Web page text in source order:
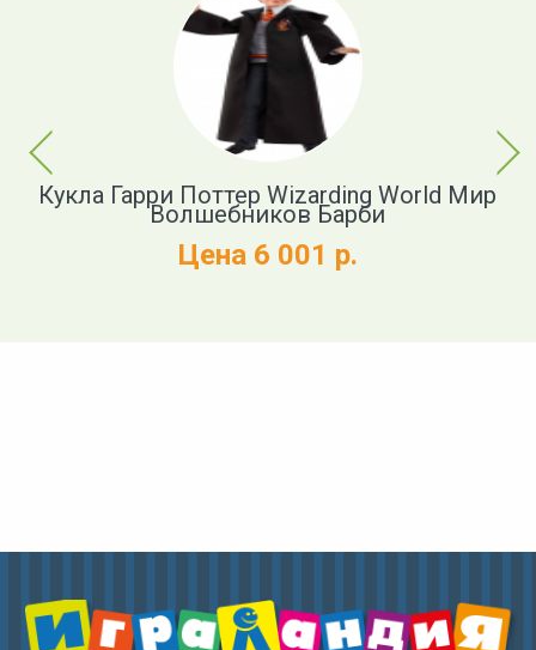
Previous
Кукла Гарри Поттер Wizarding World Мир
Волшебников Барби
Цена 6 001 р.
Next